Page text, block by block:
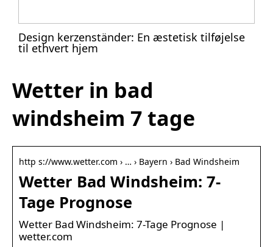
Design kerzenständer: En æstetisk tilføjelse
til ethvert hjem
Wetter in bad
windsheim 7 tage
http s://www.wetter.com › … › Bayern › Bad Windsheim
Wetter Bad Windsheim: 7-
Tage Prognose
Wetter Bad Windsheim: 7-Tage Prognose |
wetter.com